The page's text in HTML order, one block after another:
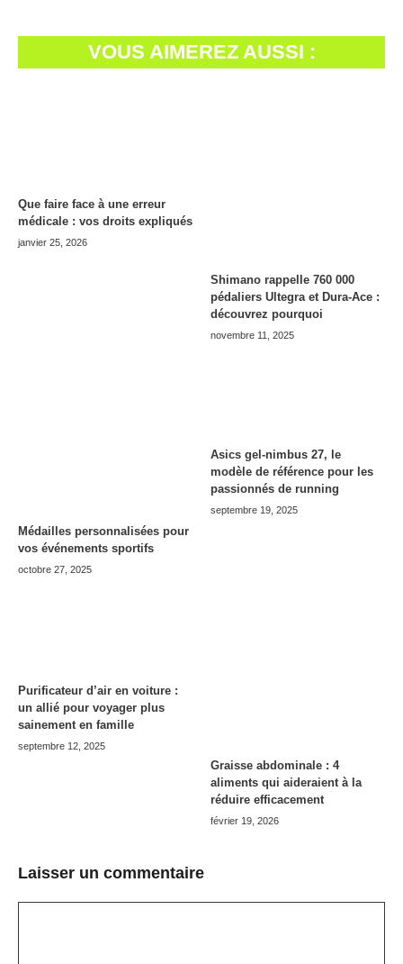
VOUS AIMEREZ AUSSI :
Que faire face à une erreur
médicale : vos droits expliqués
janvier 25, 2026
Shimano rappelle 760 000
pédaliers Ultegra et Dura-Ace :
découvrez pourquoi
novembre 11, 2025
Médailles personnalisées pour
vos événements sportifs
octobre 27, 2025
Asics gel-nimbus 27, le
modèle de référence pour les
passionnés de running
septembre 19, 2025
Purificateur d’air en voiture :
un allié pour voyager plus
sainement en famille
septembre 12, 2025
Graisse abdominale : 4
aliments qui aideraient à la
réduire efficacement
février 19, 2026
Laisser un commentaire